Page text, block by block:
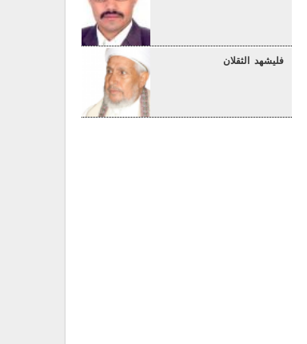
فليشهد الثقلان